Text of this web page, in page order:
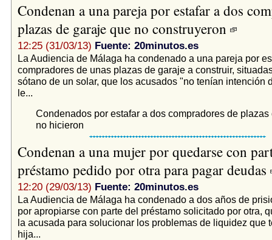
Condenan a una pareja por estafar a dos
plazas de garaje que no construyeron
12:25 (31/03/13) Fuente: 20minutos.es
La Audiencia de Málaga ha condenado a una pareja por
compradores de unas plazas de garaje a construir,
sótano de un solar, que los acusados "no tenían intención
le...
Condenados por estafar a dos compradores de plazas
no hicieron
Condenan a una mujer por quedarse con
préstamo pedido por otra para pagar deudas
12:20 (29/03/13) Fuente: 20minutos.es
La Audiencia de Málaga ha condenado a dos años de
por apropiarse con parte del préstamo solicitado por otra,
la acusada para solucionar los problemas de liquidez que
hija...